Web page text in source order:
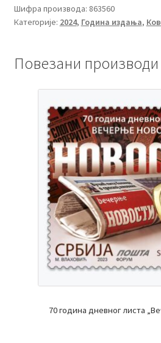
од
изласка
дневног
количина
Шифра производа: 863560
Категорије: 2024, Година издања,
Повезани
70 година дневног листа